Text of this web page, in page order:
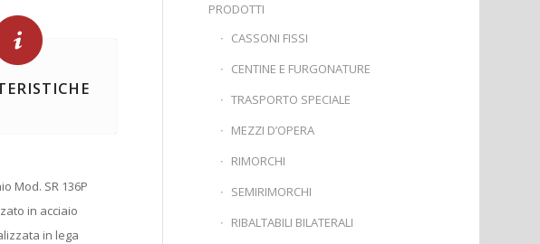
Mod. SR 136P
in acciaio
in lega
PRODOTTI
CASSONI FISSI
CENTINE E FURGONATURE
TRASPORTO SPECIALE
MEZZI D’OPERA
RIMORCHI
SEMIRIMORCHI
RIBALTABILI BILATERALI